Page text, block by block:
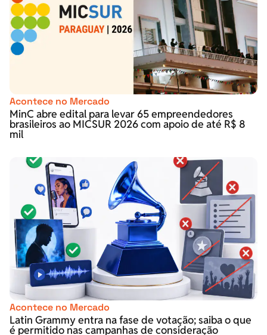
Acontece no Mercado
MinC abre edital para levar 65 empreendedores
brasileiros ao MICSUR 2026 com apoio de até R$ 8
mil
Acontece no Mercado
Latin Grammy entra na fase de votação; saiba o que
é permitido nas campanhas de consideração